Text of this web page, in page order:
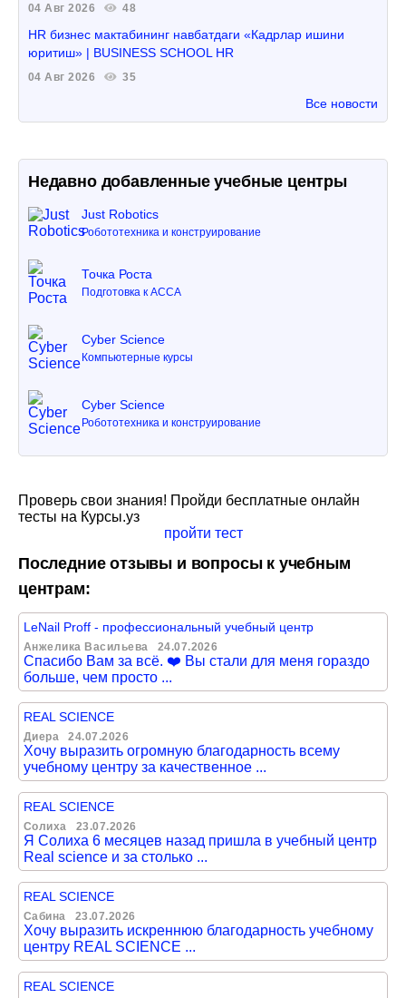
04 Авг 2026 48
HR бизнес мактабининг навбатдаги «Кадрлар ишини
юритиш» | BUSINESS SCHOOL HR
04 Авг 2026 35
Все новости
Недавно добавленные учебные центры
Just Robotics
Робототехника и конструирование
Точка Роста
Подготовка к ACCA
Cyber Science
Компьютерные курсы
Cyber Science
Робототехника и конструирование
Проверь свои знания! Пройди бесплатные онлайн
тесты на Курсы.уз
пройти тест
Последние отзывы и вопросы к учебным
центрам:
LeNail Proff - профессиональный учебный центр
Анжелика Васильева 24.07.2026
Спасибо Вам за всё. ❤️ Вы стали для меня гораздо
больше, чем просто ...
REAL SCIENCE
Диера 24.07.2026
Хочу выразить огромную благодарность всему
учебному центру за качественное ...
REAL SCIENCE
Солиха 23.07.2026
Я Солиха 6 месяцев назад пришла в учебный центр
Real science и за столько ...
REAL SCIENCE
Сабина 23.07.2026
Хочу выразить искреннюю благодарность учебному
центру REAL SCIENCE ...
REAL SCIENCE